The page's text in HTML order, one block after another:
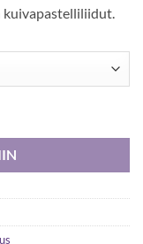
kuivapastelliliidut.